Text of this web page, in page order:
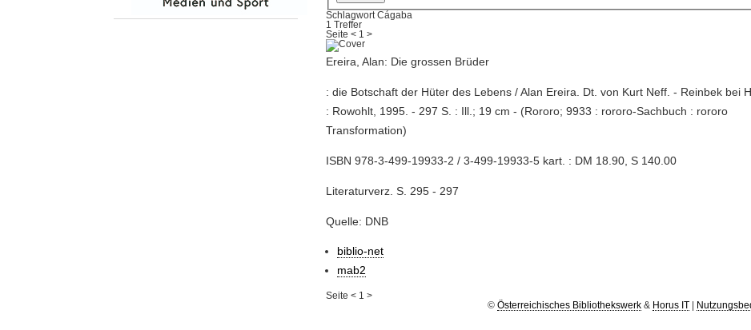
Schlagwort Cágaba
1 Treffer
Seite< 1 >
Ereira, Alan: Die grossen Brüder
: die Botschaft der Hüter des Lebens / Alan Ereira. Dt. von Kurt Neff. - Reinbek bei
: Rowohlt, 1995. - 297 S. : Ill.; 19 cm - (Rororo; 9933 : rororo-Sachbuch : rororo
Transformation)
ISBN 978-3-499-19933-2 / 3-499-19933-5 kart. : DM 18.90, S 140.00
Literaturverz. S. 295 - 297
Quelle: DNB
biblio-net
mab2
Seite< 1 >
© Österreichisches Bibliothekswerk& Horus IT|